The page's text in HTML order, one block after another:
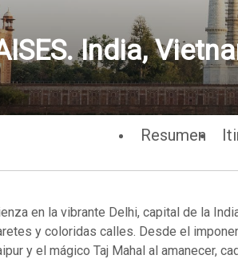
India,
Resumen
en la vibrante Delhi, capital de la
y coloridas calles. Desde el
y el mágico Taj Mahal al amanecer,